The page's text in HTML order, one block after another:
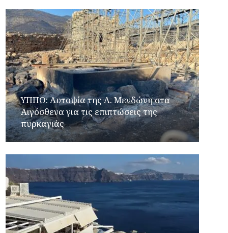
ΥΠΠΟ: Αυτοψία της Λ. Μενδώνη στα
Αιγόσθενα για τις επιπτώσεις της
πυρκαγιάς